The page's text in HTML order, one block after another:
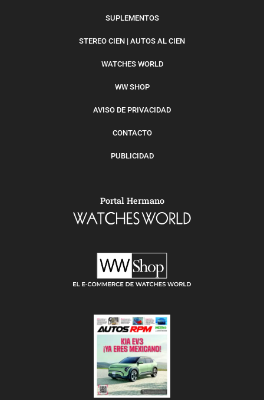
SUPLEMENTOS
STEREO CIEN | AUTOS AL CIEN
WATCHES WORLD
WW SHOP
AVISO DE PRIVACIDAD
CONTACTO
PUBLICIDAD
Portal Hermano